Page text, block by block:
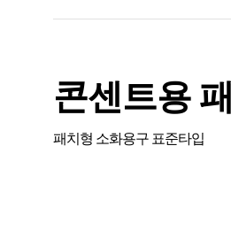
콘센트용
패치형 소화용구 표준타입